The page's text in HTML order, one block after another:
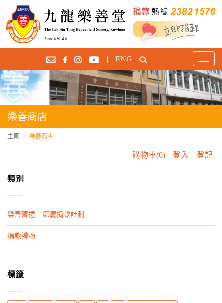
T
o
g
g
l
i
n
| ENG
樂善商店
主頁 樂善商店
購物車(0) 登入 登記
類別
樂善賀禮 – 節慶捐款計劃
捐款禮物
標籤